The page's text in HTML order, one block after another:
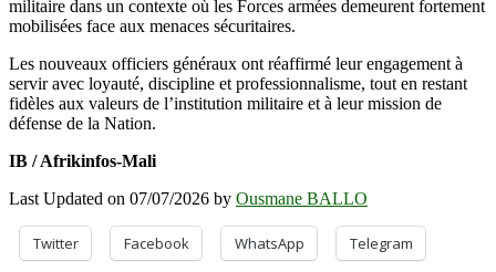
militaire dans un contexte où les Forces armées demeurent fortement
mobilisées face aux menaces sécuritaires.
Les nouveaux officiers généraux ont réaffirmé leur engagement à
servir avec loyauté, discipline et professionnalisme, tout en restant
fidèles aux valeurs de l’institution militaire et à leur mission de
défense de la Nation.
IB / Afrikinfos-Mali
Last Updated on 07/07/2026 by Ousmane BALLO
Twitter Facebook WhatsApp Telegram